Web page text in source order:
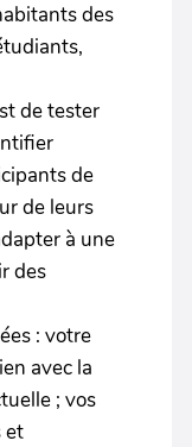
des
de tester
de
de leurs
à une
des
: votre
avec la
; vos
et